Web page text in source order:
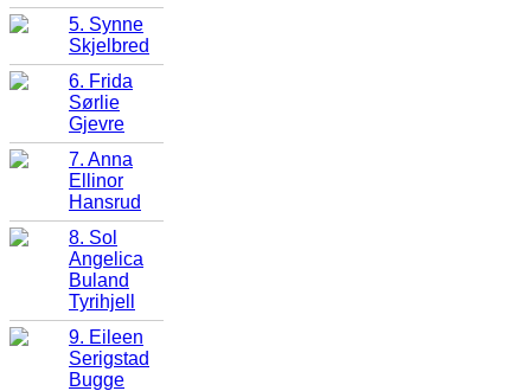
5. Synne
Skjelbred
6. Frida
Sørlie
Gjevre
7. Anna
Ellinor
Hansrud
8. Sol
Angelica
Buland
Tyrihjell
9. Eileen
Serigstad
Bugge